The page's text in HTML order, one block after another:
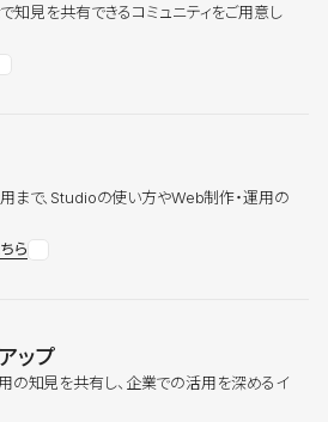
知見を共有できるコミュニティをご用意し
まで、Studioの使い方やWeb制作・運用の
ら
ップ
の知見を共有し、企業での活用を深めるイ